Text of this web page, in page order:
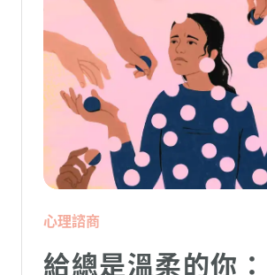
心理諮商
給總是溫柔的你